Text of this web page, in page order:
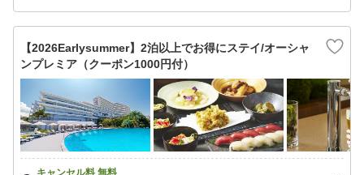
【2026Earlysummer】2泊以上でお得にステイ/オーシャ
ンプレミア（クーポン1000円付）